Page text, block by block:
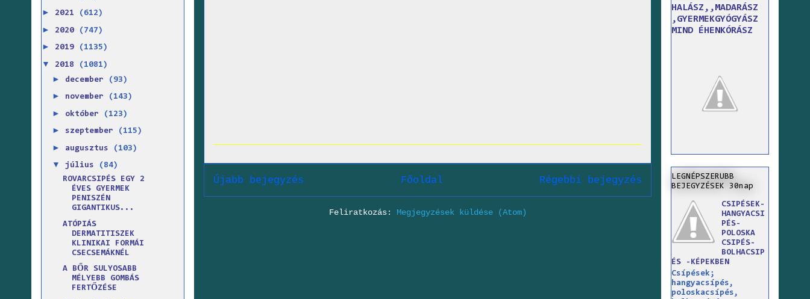
Újabb bejegyzés Régebbi bejegyzés
Főoldal
Feliratkozás: Megjegyzések küldése (Atom)
► 2021 (612)
► 2020 (747)
► 2019 (1135)
▼ 2018 (1081)
► december (93)
► november (143)
► október (123)
► szeptember (115)
► augusztus (103)
▼ július
(84)
ROVARCSIPÉS EGY 2
ÉVES GYERMEK
PENISZÉN
GIGANTIKUS...
ATÓPIÁS
DERMATITISZEK
KLINIKAI FORMÁI
CSECSEMÁKNÉL
A BŐR SULYOSABB
MÉLYEBB GOMBÁS
FERTŐZÉSE
HALÁSZ,,MADARÁSZ
,GYERMEKGYÓGYÁSZ
MIND ÉHENKÓRÁSZ
LEGNÉPSZERUBB
BEJEGYZÉSEK 30nap
CSIPÉSEK-
HANGYACSI
PÉS-
POLOSKA
CSIPÉS-
BOLHACSIP
ÉS -KÉPEKBEN
Csípések;
hangyacsípés,
poloskacsípés,